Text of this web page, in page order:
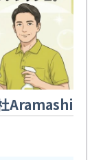
Aramashi